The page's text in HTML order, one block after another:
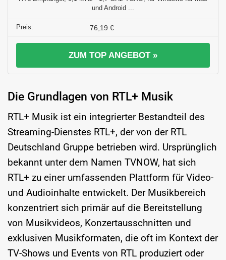
und Android ...
76,19 €
ZUM TOP ANGEBOT »
Die Grundlagen von RTL+ Musik
RTL+ Musik ist ein integrierter Bestandteil des
Streaming-Dienstes RTL+, der von der RTL
Deutschland Gruppe betrieben wird. Ursprünglich
bekannt unter dem Namen TVNOW, hat sich
RTL+ zu einer umfassenden Plattform für Video-
und Audioinhalte entwickelt. Der Musikbereich
konzentriert sich primär auf die Bereitstellung
von Musikvideos, Konzertausschnitten und
exklusiven Musikformaten, die oft im Kontext der
TV-Shows und Events von RTL produziert oder